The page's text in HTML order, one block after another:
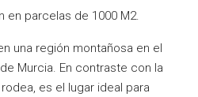
en parcelas de 1000 M2.
una región montañosa en el
Murcia. En contraste con la
es el lugar ideal para